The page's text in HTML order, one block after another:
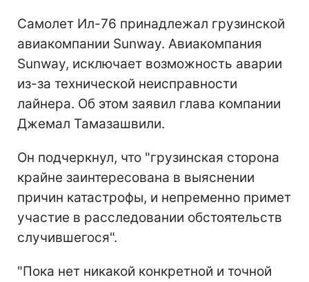
Самолет Ил-76 принадлежал грузинской
авиакомпании Sunway. Авиакомпания
Sunway, исключает возможность аварии
из-за технической неисправности
лайнера. Об этом заявил глава компании
Джемал Тамазашвили.
Он подчеркнул, что "грузинская сторона
крайне заинтересована в выяснении
причин катастрофы, и непременно примет
участие в расследовании обстоятельств
случившегося".
"Пока нет никакой конкретной и точной